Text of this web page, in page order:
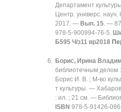
Департамент
Центр. универс.
2017. — Вып. 15. —
978-5-900994-76-5.
Б595 Ч/з11 вр2018
Борис, Ирина
библиотечным делом
Борис И. В. ; М-во
т культуры. —
: ил. ; 21 см. —
ISBN 978-5-91426-